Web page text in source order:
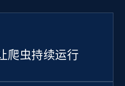
爬虫持续运行